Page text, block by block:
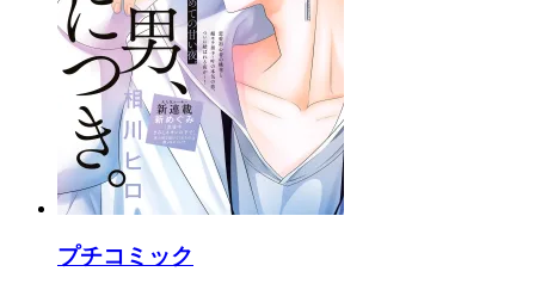
プチコミック